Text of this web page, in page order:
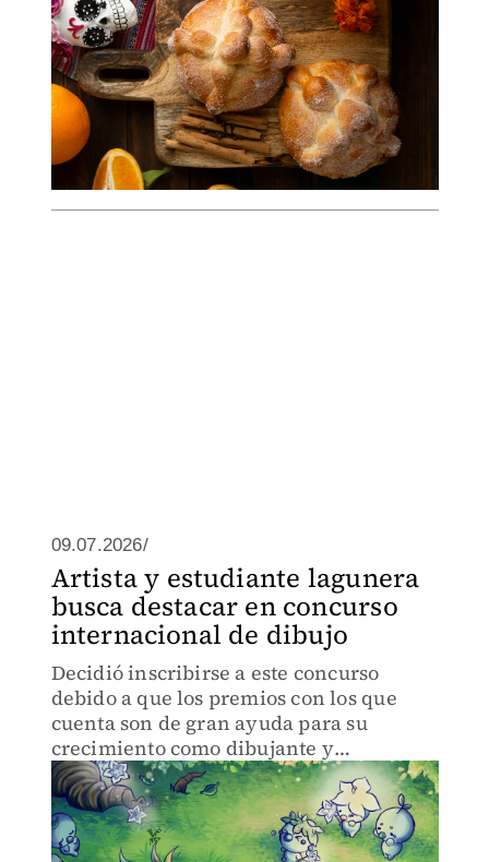
09.07.2026/
Artista y estudiante lagunera
busca destacar en concurso
internacional de dibujo
Decidió inscribirse a este concurso
debido a que los premios con los que
cuenta son de gran ayuda para su
crecimiento como dibujante y
estudiante de la carrera.